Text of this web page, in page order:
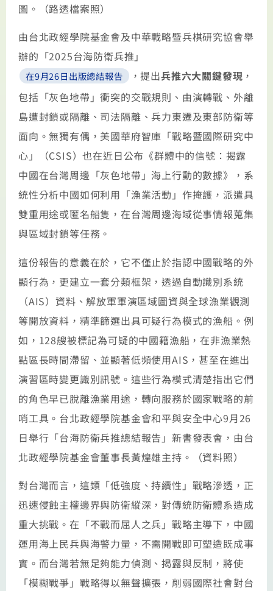
圖。（路透檔案照）
由台北政經學院基金會及中華戰略暨兵棋研究協會舉
辦的「2025台海防衛兵推」
在9月26日出版總結報告 ，提出兵推六大關鍵發現 ，
包括「灰色地帶」衝突的交戰規則、由演轉戰、外離
島遭封鎖或隔離、司法隔離、兵力東遷及東部防衛等
面向。無獨有偶，美國華府智庫「戰略暨國際研究中
心」（CSIS）也在近日公布《群體中的信號：揭露
中國在台灣周邊「灰色地帶」海上行動的數據》，系
統性分析中國如何利用「漁業活動」作掩護，派遣具
雙重用途或匿名船隻，在台灣周邊海域從事情報蒐集
與區域封鎖等任務。
這份報告的意義在於，它不僅止於指認中國戰略的外
顯行為，更建立一套分類框架，透過自動識別系統
（AIS）資料、解放軍軍演區域圖資與全球漁業觀測
等開放資料，精準篩選出具可疑行為模式的漁船。例
如，128艘被標記為可疑的中國籍漁船，在非漁業熱
點區長時間滯留、並顯著低頻使用AIS，甚至在進出
演習區時變更識別訊號。這些行為模式清楚指出它們
的角色早已脫離漁業用途，轉向服務於國家戰略的前
哨工具。台北政經學院基金會和平與安全中心9月26
日舉行「台海防衛兵推總結報告」新書發表會，由台
北政經學院基金會董事長黃煌雄主持。（資料照）
對台灣而言，這類「低強度、持續性」戰略滲透，正
迅速侵蝕主權邊界與防衛縱深，對傳統防衛體系造成
重大挑戰。在「不戰而屈人之兵」戰略主導下，中國
運用海上民兵與海警力量，不需開戰即可塑造既成事
實。而台灣若無足夠能力偵測、揭露與反制，將使
「模糊戰爭」戰略得以無聲擴張，削弱國際社會對台